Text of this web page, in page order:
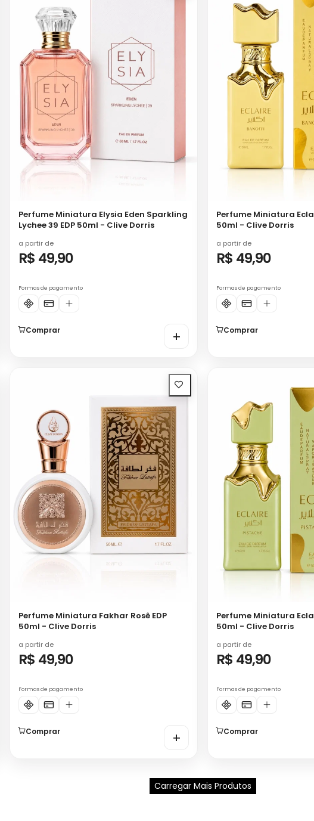
Perfume Miniatura Elysia Eden Sparkling
Lychee 39 EDP 50ml - Clive Dorris
a partir de
R$ 49,90
Formas de pagamento
Comprar +
Perfume Miniatura
50ml - Clive Dorris
a partir de
R$ 49,90
Formas de pagamento
Comprar
Perfume Miniatura Fakhar Rosê EDP
50ml - Clive Dorris
a partir de
R$ 49,90
Formas de pagamento
Comprar +
Perfume Miniatura
50ml - Clive Dorris
a partir de
R$ 49,90
Formas de pagamento
Comprar
Carregar Mais Produtos